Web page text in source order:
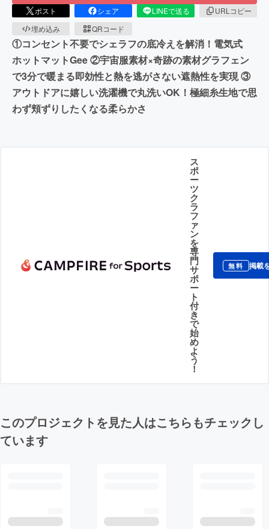
ポスト シェア LINEで送る
URLコピー
埋め込み
QRコード
①コンセント不要でシェラフの底冷えを解消！電気式
ホットマットGee ②宇宙服素材×奇跡の素材グラフェン
で3分で暖まる即効性と熱を逃がさない遮熱性を実現 ③
アウトドアに嬉しい洗濯機で丸洗いOK！極細糸生地で思
わず頬ずりしたくなる柔らかさ
ス
ポ
ー
ツ
ク
ラ
フ
ァ
ン
を
専
門
サ
ポ
ー
ト
付
き
で
始
め
よ
う
！
無料 掲載
このプロジェクトを見た人はこちらもチェックし
ています